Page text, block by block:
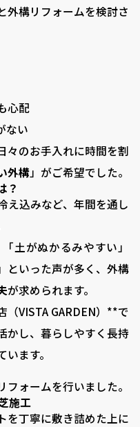
外構リフォームを検討さ
心配
ない
々のお手入れに時間を割
外構」がご希望でした。
？
え込みなど、年間を通し
土がぬかるみやすい」
といった声が多く、外構
が求められます。
VISTA GARDEN）**で
かし、暮らしやすく長持
ます。
ォームを行いました。
施工
を丁寧に敷き詰めた上に